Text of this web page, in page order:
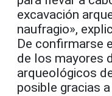
excavación
naufragio»,
De confirmarse
de los mayores
arqueológicos
posible gracias